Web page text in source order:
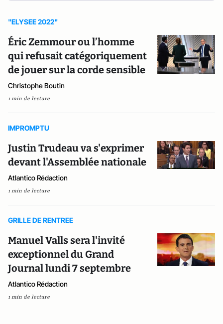
"ELYSEE 2022"
Éric Zemmour ou l’homme
qui refusait catégoriquement
de jouer sur la corde sensible
Christophe Boutin
1 min de lecture
IMPROMPTU
Justin Trudeau va s'exprimer
devant l'Assemblée nationale
Atlantico Rédaction
1 min de lecture
GRILLE DE RENTREE
Manuel Valls sera l'invité
exceptionnel du Grand
Journal lundi 7 septembre
Atlantico Rédaction
1 min de lecture